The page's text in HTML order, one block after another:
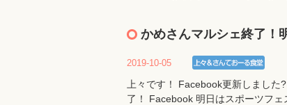
かめさんマルシェ終了！
2019-10-05
上々です！ Facebook更新しまし
了！ Facebook 明日はスポーツフ